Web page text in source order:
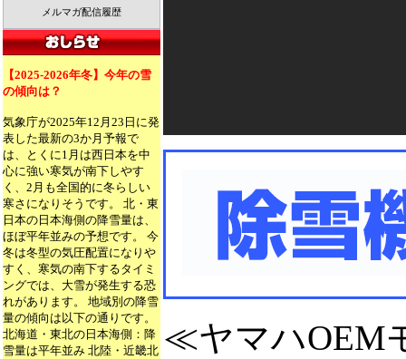
メルマガ配信履歴
【2025-2026年冬】今年の雪
の傾向は？
気象庁が2025年12月23日に発
表した最新の3か月予報で
は、とくに1月は西日本を中
心に強い寒気が南下しやす
く、2月も全国的に冬らしい
寒さになりそうです。 北・東
日本の日本海側の降雪量は、
ほぼ平年並みの予想です。 今
冬は冬型の気圧配置になりや
すく、寒気の南下するタイミ
ングでは、大雪が発生する恐
れがあります。 地域別の降雪
量の傾向は以下の通りです。
北海道・東北の日本海側：降
雪量は平年並み 北陸・近畿北 ≪ヤマハOEM